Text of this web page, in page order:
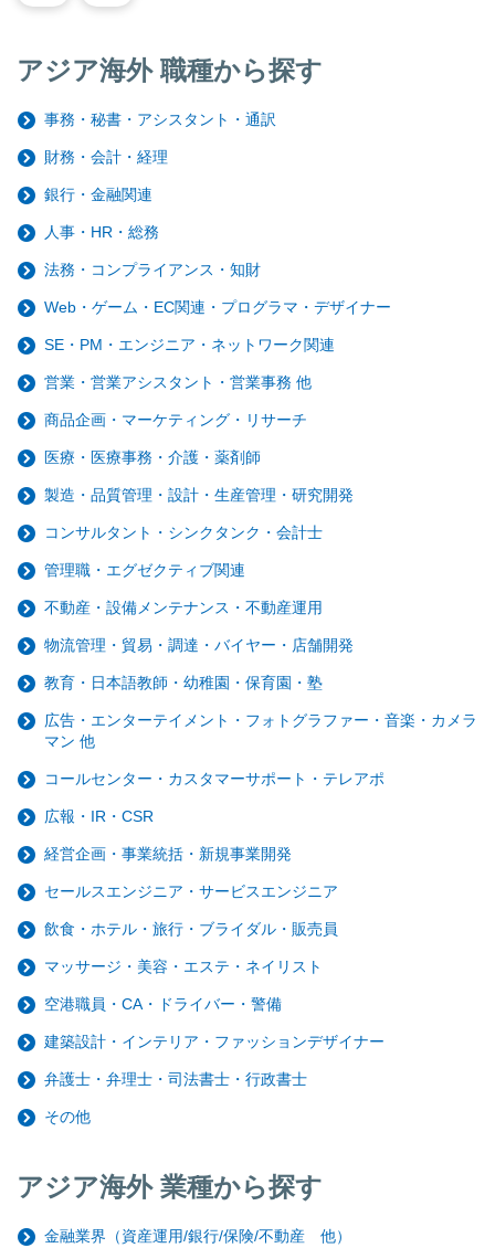
アジア海外 職種から探す
事務・秘書・アシスタント・通訳
財務・会計・経理
銀行・金融関連
人事・HR・総務
法務・コンプライアンス・知財
Web・ゲーム・EC関連・プログラマ・デザイナー
SE・PM・エンジニア・ネットワーク関連
営業・営業アシスタント・営業事務 他
商品企画・マーケティング・リサーチ
医療・医療事務・介護・薬剤師
製造・品質管理・設計・生産管理・研究開発
コンサルタント・シンクタンク・会計士
管理職・エグゼクティブ関連
不動産・設備メンテナンス・不動産運用
物流管理・貿易・調達・バイヤー・店舗開発
教育・日本語教師・幼稚園・保育園・塾
広告・エンターテイメント・フォトグラファー・音楽・カメラ
マン 他
コールセンター・カスタマーサポート・テレアポ
広報・IR・CSR
経営企画・事業統括・新規事業開発
セールスエンジニア・サービスエンジニア
飲食・ホテル・旅行・ブライダル・販売員
マッサージ・美容・エステ・ネイリスト
空港職員・CA・ドライバー・警備
建築設計・インテリア・ファッションデザイナー
弁護士・弁理士・司法書士・行政書士
その他
アジア海外 業種から探す
金融業界（資産運用/銀行/保険/不動産 他）